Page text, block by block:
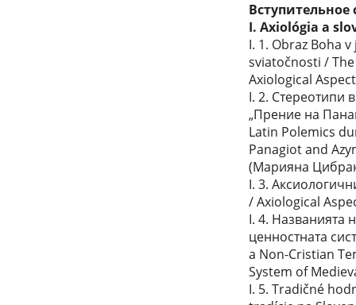
I. Axiológia a
I. 1. Obraz Boha
sviatočnosti /
Axiological
I. 2. Стереотипи
„Прение на
Latin Polemics
Panagiot and
(Марияна
I. 3.
/ Axiological
I. 4. Названията
ценностната
a Non-Cristian
System of
I. 5. Tradičné